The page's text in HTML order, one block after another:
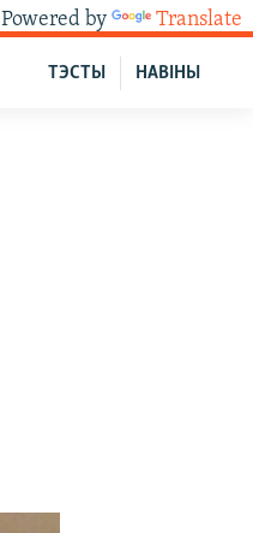
Powered by Translate
НАВІНЫ
ТЭСТЫ